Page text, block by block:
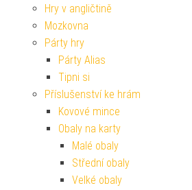
Hry v angličtině
Mozkovna
Párty hry
Párty Alias
Tipni si
Příslušenství ke hrám
Kovové mince
Obaly na karty
Malé obaly
Střední obaly
Velké obaly